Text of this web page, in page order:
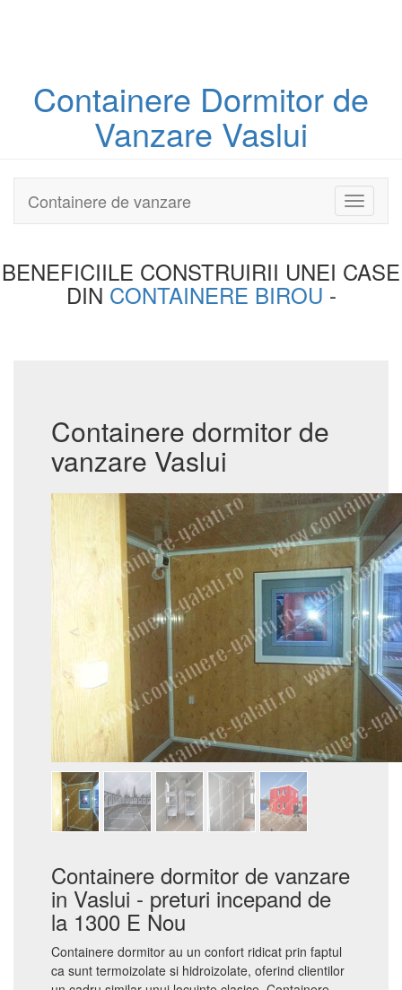
Containere Dormitor de
Vanzare Vaslui
Toggle
Containere de vanzare
BENEFICIILE CONSTRUIRII UNEI CASE
DIN CONTAINERE BIROU -
Containere dormitor de
vanzare Vaslui
Containere dormitor de vanzare
in Vaslui - preturi incepand de
la 1300 E Nou
Containere dormitor au un confort ridicat prin faptul
ca sunt termoizolate si hidroizolate, oferind clientilor